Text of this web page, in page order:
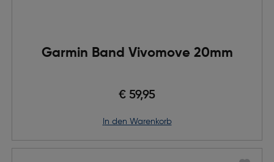
Garmin Band Vivomove 20mm
€ 59,95
in den Warenkorb